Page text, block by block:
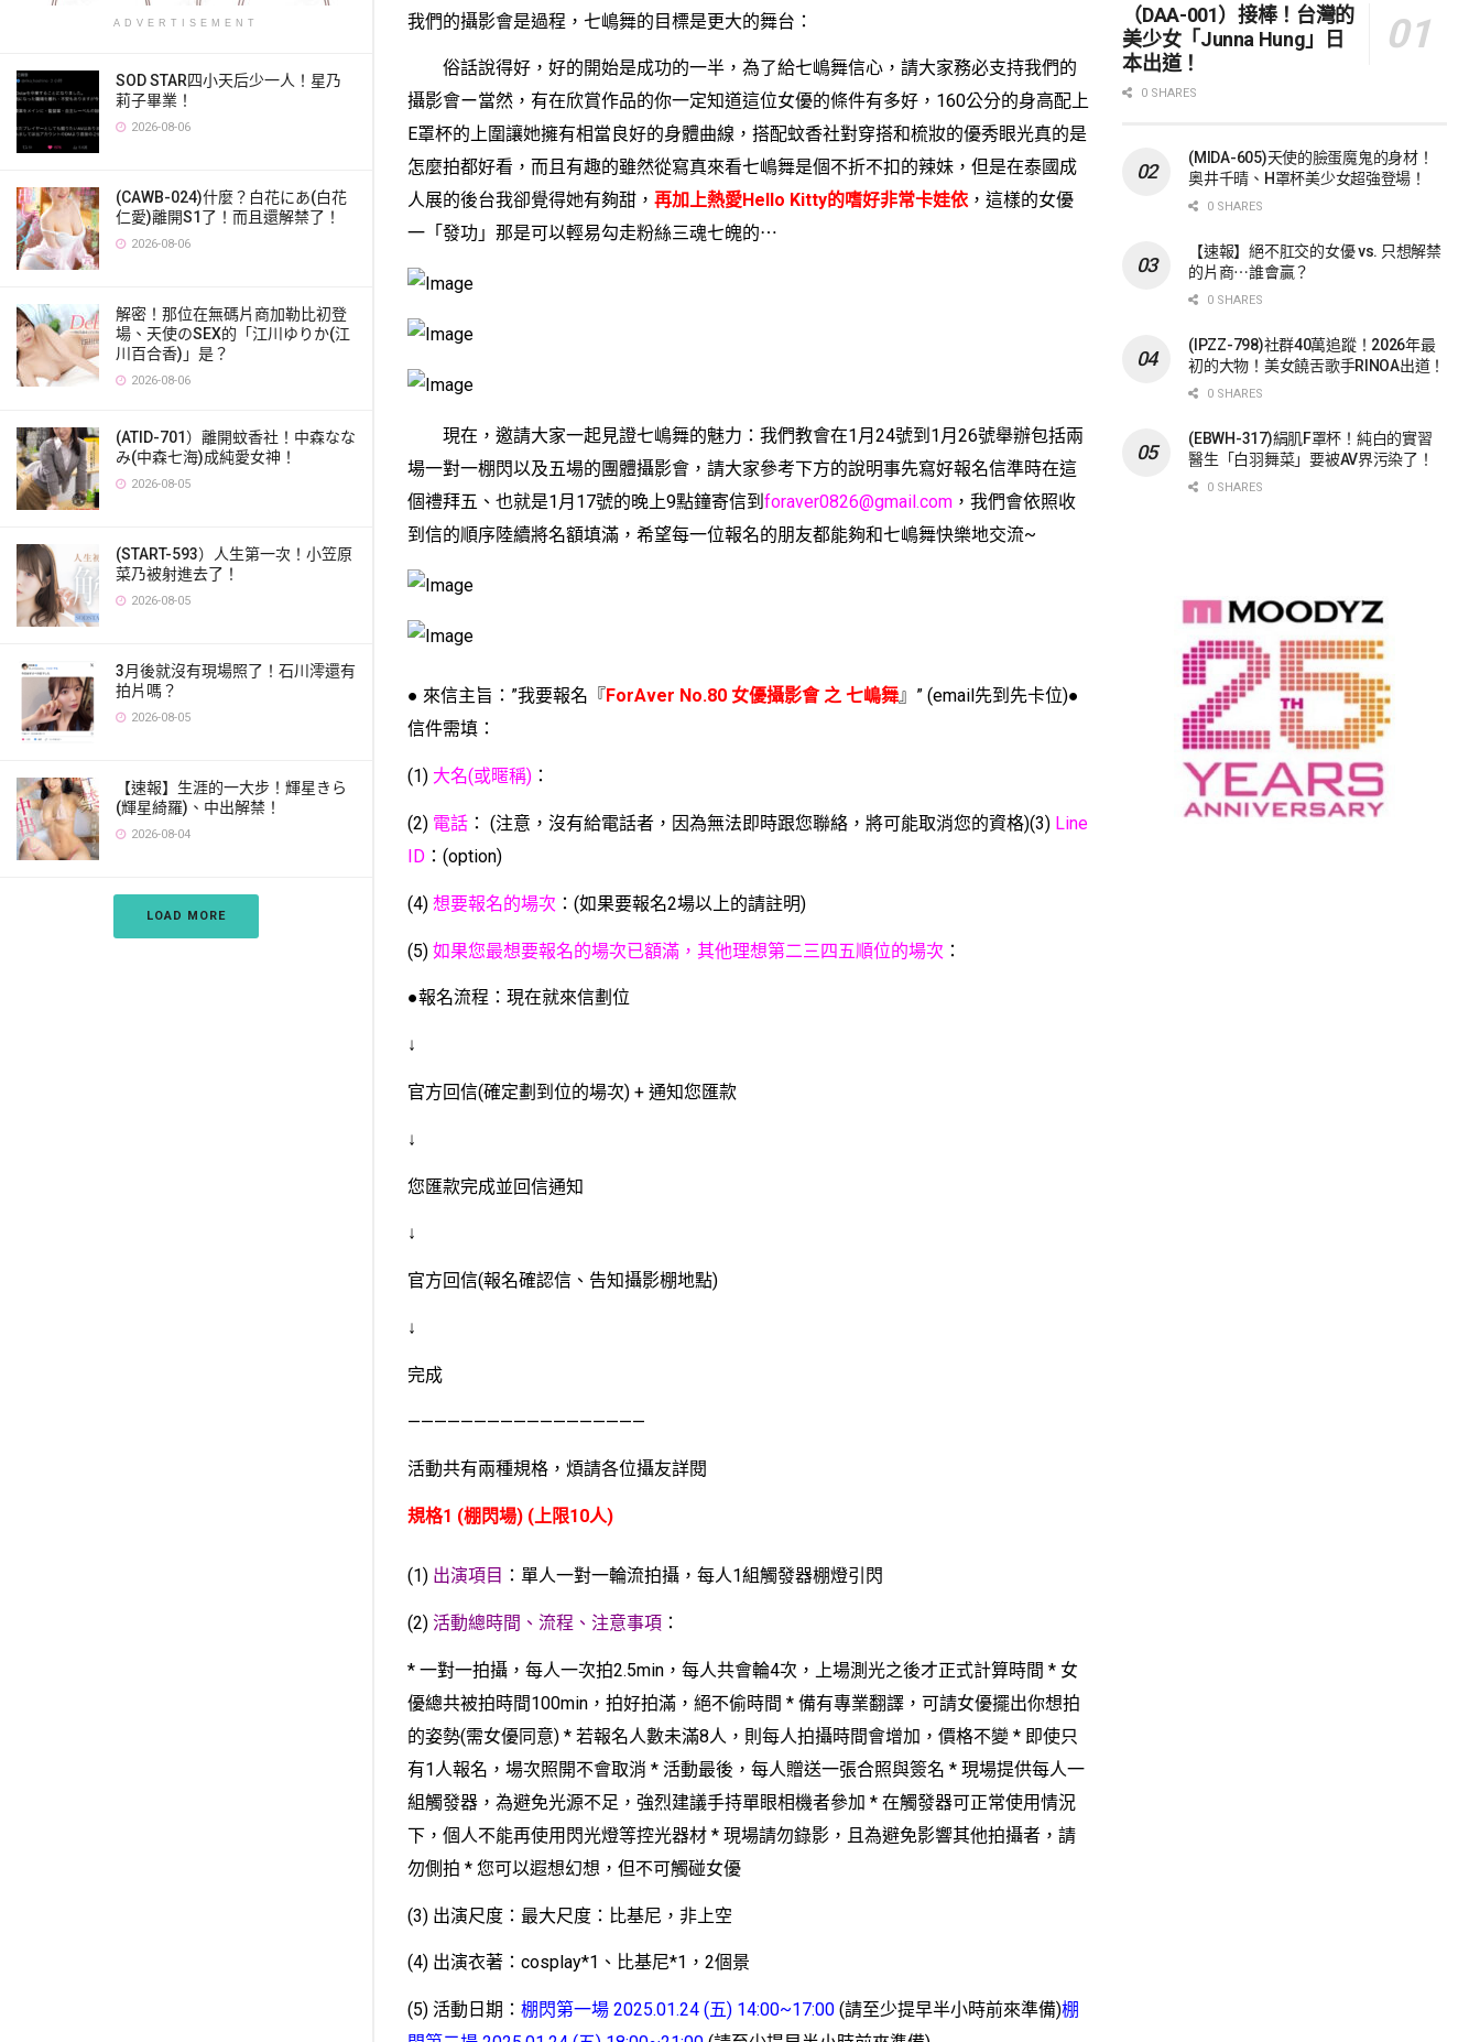
ADVERTISEMENT
SOD STAR四小天后少一人！星乃
莉子畢業！
2026-08-06
(CAWB-024)什麼？白花にあ(白花
仁愛)離開S1了！而且還解禁了！
2026-08-06
解密！那位在無碼片商加勒比初登
場、天使のSEX的「江川ゆりか(江
川百合香)」是？
2026-08-06
(ATID-701）離開蚊香社！中森なな
み(中森七海)成純愛女神！
2026-08-05
(START-593）人生第一次！小笠原
菜乃被射進去了！
2026-08-05
3月後就沒有現場照了！石川澪還有
拍片嗎？
2026-08-05
【速報】生涯的一大步！輝星きら
(輝星綺羅)、中出解禁！
2026-08-04
LOAD MORE
我們的攝影會是過程，七嶋舞的目標是更大的舞台：
俗話說得好，好的開始是成功的一半，為了給七嶋舞信心，請大家務必支持我們的
攝影會ー當然，有在欣賞作品的你一定知道這位女優的條件有多好，160公分的身高配上
E罩杯的上圍讓她擁有相當良好的身體曲線，搭配蚊香社對穿搭和梳妝的優秀眼光真的是
怎麼拍都好看，而且有趣的雖然從寫真來看七嶋舞是個不折不扣的辣妹，但是在泰國成
人展的後台我卻覺得她有夠甜， 再加上熱愛Hello Kitty的嗜好非常卡娃依，這樣的女優
一「發功」那是可以輕易勾走粉絲三魂七魄的⋯
現在，邀請大家一起見證七嶋舞的魅力：我們教會在1 月 24號到 1 月 26號舉辦包括兩
場一對一棚閃以及五場的團體攝影會，請大家參考下方的說明事先寫好報名信準時在這
個禮拜五、也就是1 月 17號的晚上9點鐘寄信到 foraver0826@gmail.com ，我們會依照收
到信的順序陸續將名額填滿，希望每一位報名的朋友都能夠和七嶋舞快樂地交流~
● 來信主旨：”我要報名『ForAver No.80 女優攝影會 之 七嶋舞』” (email先到先卡位)●
信件需填：
(1) 大名(或暱稱) ：
(2) 電話 ： (注意，沒有給電話者，因為無法即時跟您聯絡，將可能取消您的資格)(3) Line
ID ：(option)
(4) 想要報名的場次 ：(如果要報名2場以上的請註明)
(5) 如果您最想要報名的場次已額滿，其他理想第二三四五順位的場次 ：
●報名流程：現在就來信劃位
↓
官方回信(確定劃到位的場次) + 通知您匯款
↓
您匯款完成並回信通知
↓
官方回信(報名確認信、告知攝影棚地點)
↓
完成
——————————————————
活動共有兩種規格，煩請各位攝友詳閱
規格1 (棚閃場) (上限10人)
(1) 出演項目 ：單人一對一輪流拍攝，每人1組觸發器棚燈引閃
(2) 活動總時間、流程、注意事項 ：
* 一對一拍攝，每人一次拍2.5min，每人共會輪4次，上場測光之後才正式計算時間 * 女
優總共被拍時間100min，拍好拍滿，絕不偷時間 * 備有專業翻譯，可請女優擺出你想拍
的姿勢(需女優同意) * 若報名人數未滿8人，則每人拍攝時間會增加，價格不變 * 即使只
有1人報名，場次照開不會取消 * 活動最後，每人贈送一張合照與簽名 * 現場提供每人一
組觸發器，為避免光源不足，強烈建議手持單眼相機者參加 * 在觸發器可正常使用情況
下，個人不能再使用閃光燈等控光器材 * 現場請勿錄影，且為避免影響其他拍攝者，請
勿側拍 * 您可以遐想幻想，但不可觸碰女優
(3) 出演尺度：最大尺度：比基尼，非上空
(4) 出演衣著：cosplay*1、比基尼*1，2個景
(5) 活動日期： 棚閃第一場 2025.01.24 (五) 14:00~17:00 (請至少提早半小時前來準備)棚
（DAA-001）接棒！台灣的
美少女「Junna Hung」日
本出道！
0 SHARES
(MIDA-605)天使的臉蛋魔鬼的身材！
奥井千晴、H罩杯美少女超強登場！
0 SHARES
【速報】絕不肛交的女優 vs. 只想解禁
的片商⋯誰會贏？
0 SHARES
(IPZZ-798)社群40萬追蹤！2026年最
初的大物！美女饒舌歌手RINOA出道！
0 SHARES
(EBWH-317)絹肌F罩杯！純白的實習
醫生「白羽舞菜」要被AV界污染了！
0 SHARES